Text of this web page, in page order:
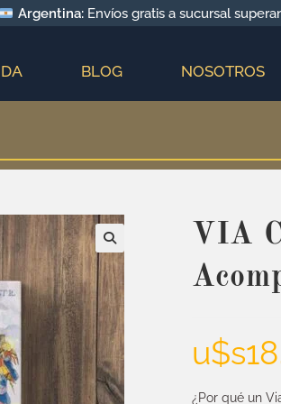
Argentina:Envíos gratis a sucursal
BLOG NOSOTROS
VIA
u$s
¿Por qué un